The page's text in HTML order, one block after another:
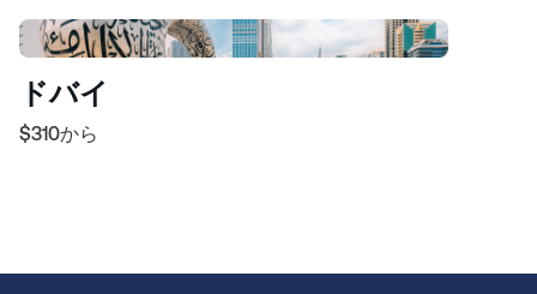
ドバイ
$310から